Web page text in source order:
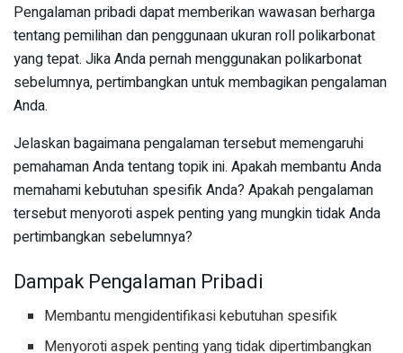
Pengalaman pribadi dapat memberikan wawasan berharga
tentang pemilihan dan penggunaan ukuran roll polikarbonat
yang tepat. Jika Anda pernah menggunakan polikarbonat
sebelumnya, pertimbangkan untuk membagikan pengalaman
Anda.
Jelaskan bagaimana pengalaman tersebut memengaruhi
pemahaman Anda tentang topik ini. Apakah membantu Anda
memahami kebutuhan spesifik Anda? Apakah pengalaman
tersebut menyoroti aspek penting yang mungkin tidak Anda
pertimbangkan sebelumnya?
Dampak Pengalaman Pribadi
Membantu mengidentifikasi kebutuhan spesifik
Menyoroti aspek penting yang tidak dipertimbangkan